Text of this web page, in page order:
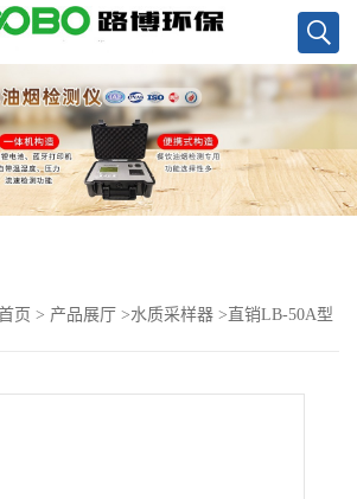
页 > 产品展厅 >水质采样器 > 直销LB-50A型